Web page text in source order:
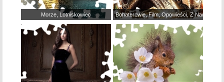
Morze, Lotniskowiec Bohaterowie, Film, Opowieści, Z Narnii